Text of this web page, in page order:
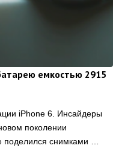
емкостью 2915
iPhone 6. Инсайдеры
поколении
поделился снимками …